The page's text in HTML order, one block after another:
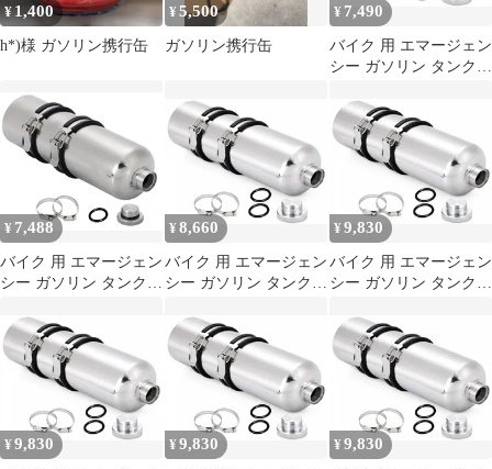
¥1,400
h*)様 ガソリン携行缶
¥5,500
ガソリン携行缶
¥ 7,490
バイク 用 エマージェン
シー ガソリン タンク
備タンク 固定バンド パ
ッキン 付属 汎用品
(1.0L) [1.0L]
¥ 7,488
バイク 用 エマージェン
シー ガソリン タンク
備タンク 固定バンド パ
ッキン 付属 汎用品
(1.0L) [1.0L]
¥8,660
バイク 用 エマージェン
シー ガソリン タンク
備タンク 固定バンド パ
ッキン 付属 汎用品
(1.5L) [1.5L]
¥9,830
バイク 用 エマージェン
シー ガソリン タンク
備タンク 固定バンド パ
ッキン 付属 汎用品
(1.8L) [1.8L]
¥9,830 ¥9,830 ¥9,830